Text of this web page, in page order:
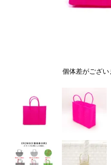
個体差がござい